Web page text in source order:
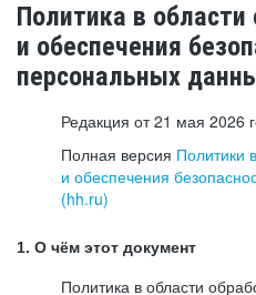
Политика в области
и обеспечения
персональных
Редакция от 21 мая 2026
Полная версия Политики
и обеспечения
(hh.ru)
1. О чём этот документ
Политика в области